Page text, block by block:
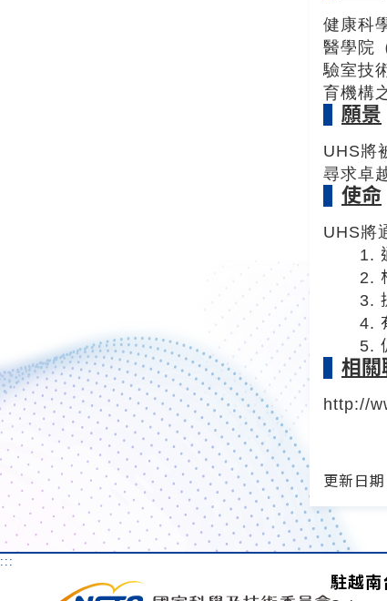
健康科
醫學院
驗室技
育機構
願景
UHS將
尋求卓
使命
UHS將
相關
http://
更新日
:::
駐越南